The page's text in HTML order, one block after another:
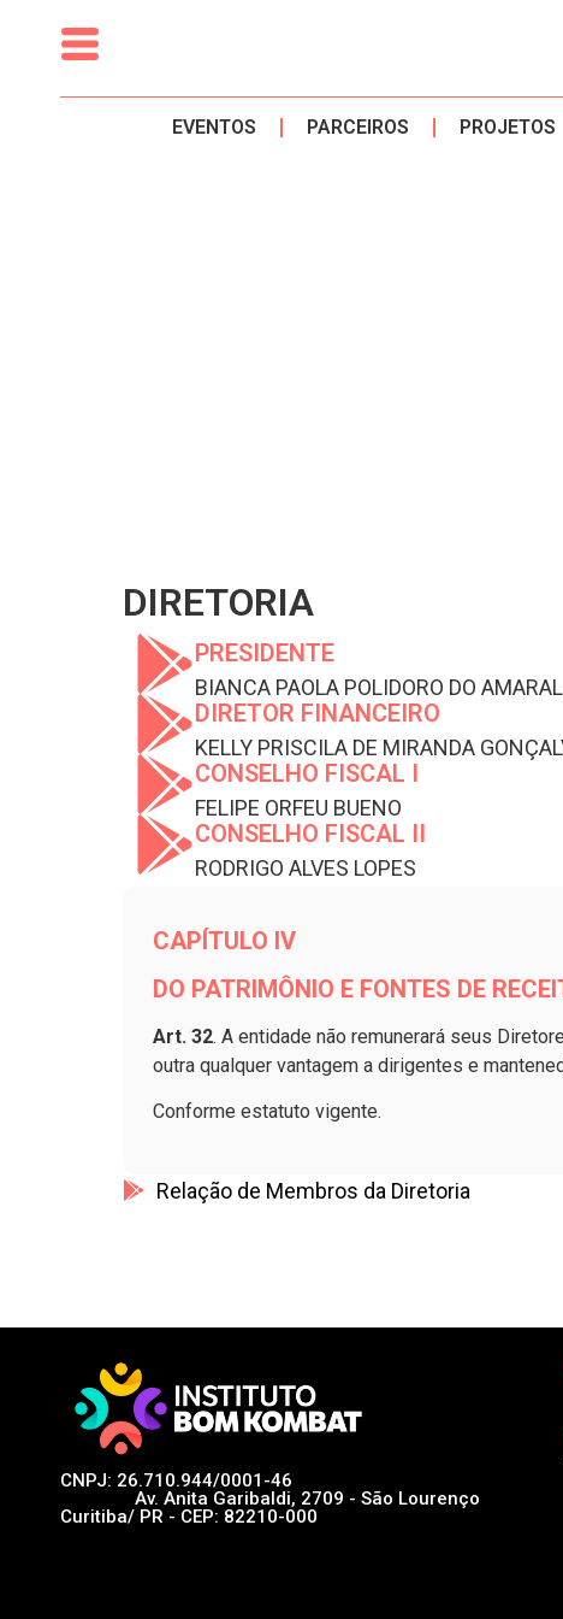
EVENTOS PARCEIROS PROJETOS
DIRETORIA
PRESIDENTE
BIANCA PAOLA POLIDORO DO
DIRETOR FINANCEIRO
KELLY PRISCILA DE MIRANDA
CONSELHO FISCAL I
FELIPE ORFEU BUENO
CONSELHO FISCAL II
RODRIGO ALVES LOPES
CAPÍTULO IV
DO PATRIMÔNIO E FONTES DE
Art. 32. A entidade não remunerará seus
outra qualquer vantagem a dirigentes e
Conforme estatuto vigente.
Relação de Membros da Diretoria
CNPJ: 26.710.944/0001-46
Av. Anita Garibaldi, 2709 - São Lourenço
Curitiba/ PR - CEP: 82210-000